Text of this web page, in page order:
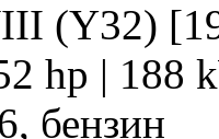
(Y32)
hp | 188
бензин